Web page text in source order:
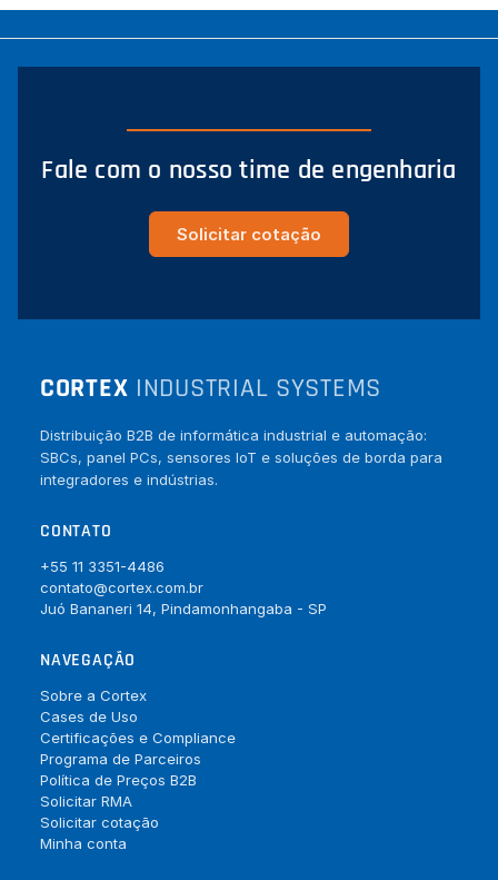
Fale com o nosso time de engenharia
Solicitar cotação
CORTEX INDUSTRIAL SYSTEMS
Distribuição B2B de informática industrial e automação:
SBCs, panel PCs, sensores IoT e soluções de borda para
integradores e indústrias.
CONTATO
+55 11 3351-4486
contato@cortex.com.br
Juó Bananeri 14, Pindamonhangaba - SP
NAVEGAÇÃO
Sobre a Cortex
Cases de Uso
Certificações e Compliance
Programa de Parceiros
Política de Preços B2B
Solicitar RMA
Solicitar cotação
Minha conta